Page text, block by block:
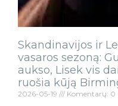
Skandinavijos ir
vasaros sezoną:
aukso, Lisek vis
ruošia kūją
2026-05-19 Komentarų: 0